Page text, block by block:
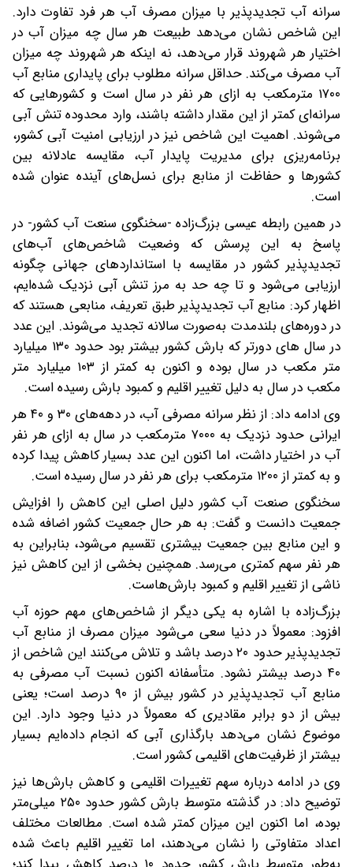
سرانه آب تجدیدپذیر با میزان مصرف آب هر فرد تفاوت دارد.
این شاخص نشان می‌دهد طبیعت هر سال چه میزان آب در
اختیار هر شهروند قرار می‌دهد، نه اینکه هر شهروند چه میزان
آب مصرف می‌کند. حداقل سرانه مطلوب برای پایداری منابع آب
۱۷۰۰ مترمکعب به ازای هر نفر در سال است و کشورهایی که
سرانه‌ای کمتر از این مقدار داشته باشند، وارد محدوده تنش آبی
می‌شوند. اهمیت این شاخص نیز در ارزیابی امنیت آبی کشور،
برنامه‌ریزی برای مدیریت پایدار آب، مقایسه عادلانه بین
کشورها و حفاظت از منابع برای نسل‌های آینده عنوان شده
است.
در همین رابطه عیسی بزرگ‌زاده -سخنگوی سنعت آب کشور- در
پاسخ به این پرسش که وضعیت شاخص‌های آب‌های
تجدیدپذیر کشور در مقایسه با استانداردهای جهانی چگونه
ارزیابی می‌شود و تا چه حد به مرز تنش آبی نزدیک شده‌ایم،
اظهار کرد: منابع آب تجدیدپذیر طبق تعریف، منابعی هستند که
در دوره‌های بلندمدت به‌صورت سالانه تجدید می‌شوند. این عدد
در سال های دورتر که بارش کشور بیشتر بود حدود ۱۳۰ میلیارد
متر مکعب در سال بوده و اکنون به کمتر از ۱۰۳ میلیارد متر
مکعب در سال به دلیل تغییر اقلیم و کمبود بارش رسیده است.
وی ادامه داد: از نظر سرانه مصرفی آب، در دهه‌های ۳۰ و ۴۰ هر
ایرانی حدود نزدیک به ۷۰۰۰ مترمکعب در سال به ازای هر نفر
آب در اختیار داشت، اما اکنون این عدد بسیار کاهش پیدا کرده
و به کمتر از ۱۲۰۰ مترمکعب برای هر نفر در سال رسیده است.
سخنگوی صنعت آب کشور دلیل اصلی این کاهش را افزایش
جمعیت دانست و گفت: به هر حال جمعیت کشور اضافه شده
و این منابع بین جمعیت بیشتری تقسیم می‌شود، بنابراین به
هر نفر سهم کمتری می‌رسد. همچنین بخشی از این کاهش نیز
ناشی از تغییر اقلیم و کمبود بارش‌هاست.
بزرگ‌زاده با اشاره به یکی دیگر از شاخص‌های مهم حوزه آب
افزود: معمولاً در دنیا سعی می‌شود میزان مصرف از منابع آب
تجدیدپذیر حدود ۲۰ درصد باشد و تلاش می‌کنند این شاخص از
۴۰ درصد بیشتر نشود. متأسفانه اکنون نسبت آب مصرفی به
منابع آب تجدیدپذیر در کشور بیش از ۹۰ درصد است؛ یعنی
بیش از دو برابر مقادیری که معمولاً در دنیا وجود دارد. این
موضوع نشان می‌دهد بارگذاری آبی که انجام داده‌ایم بسیار
بیشتر از ظرفیت‌های اقلیمی کشور است.
وی در ادامه درباره سهم تغییرات اقلیمی و کاهش بارش‌ها نیز
توضیح داد: در گذشته متوسط بارش کشور حدود ۲۵۰ میلی‌متر
بوده، اما اکنون این میزان کمتر شده است. مطالعات مختلف
اعداد متفاوتی را نشان می‌دهند، اما تغییر اقلیم باعث شده